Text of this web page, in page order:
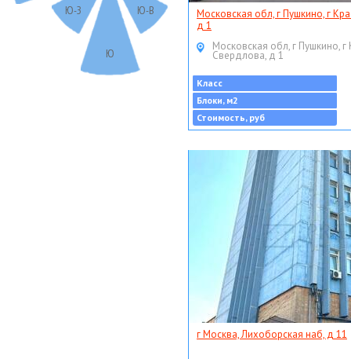
Ю-В
Ю
Ю-З
Московская обл, г Пушкино, г
д 1
Московская обл, г Пушкино, г
Свердлова, д 1
Класс
Блоки, м2
Стоимость, руб
г Москва, Лихоборская наб, д 11